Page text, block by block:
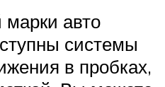
авто
системы
в пробках,